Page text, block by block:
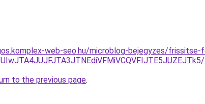
web-seo.hu/microblog-bejegyzes/
to the previous page.